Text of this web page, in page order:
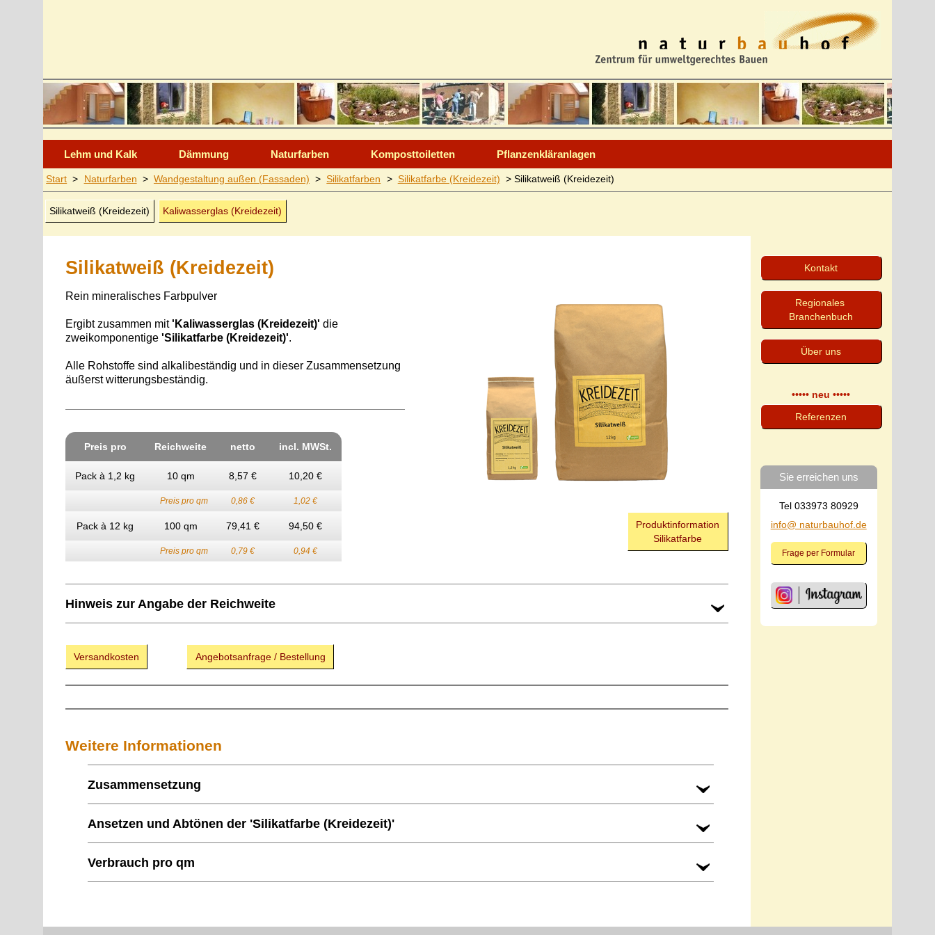
Lehm und Kalk Dämmung Naturfarben Komposttoiletten Pflanzenkläranlagen
Start > Naturfarben > Wand­gestaltung außen (Fassaden) > Silikatfarben > Silikatfarbe (Kreidezeit) > Silikatweiß (Kreide­zeit)
Silikatweiß (Kreide­zeit) Kaliwasserglas (Kreidezeit)
Silikatweiß (Kreidezeit)
Produktinformation
Silikatfarbe
Rein mineralisches Farbpulver
Ergibt zusammen mit'Kaliwasserglas (Kreidezeit)' die
zweikomponentige 'Silikatfarbe (Kreidezeit)'.
Alle Rohstoffe sind alkalibeständig und in dieser Zusammensetzung
äußerst witterungsbeständig.
Preis pro Reich­weite netto incl. MWSt.
Pack à 1,2 kg 10 qm 8,57 € 10,20 €
Preis pro qm 0,86 € 1,02 €
Pack à 12 kg 100 qm 79,41 € 94,50 €
Preis pro qm 0,79 € 0,94 €
Hinweis zur Angabe der Reichweite
Versandkosten Angebotsanfrage / Bestellung
Weitere Informationen
Zusammensetzung
Ansetzen und Abtönen der 'Silikatfarbe (Kreidezeit)'
Verbrauch pro qm
Kontakt
Regionales
Branchenbuch
Über uns
••••• neu •••••
Referenzen
Sie erreichen uns
Tel 033973 80929
info@ naturbauhof.de
Frage per Formular